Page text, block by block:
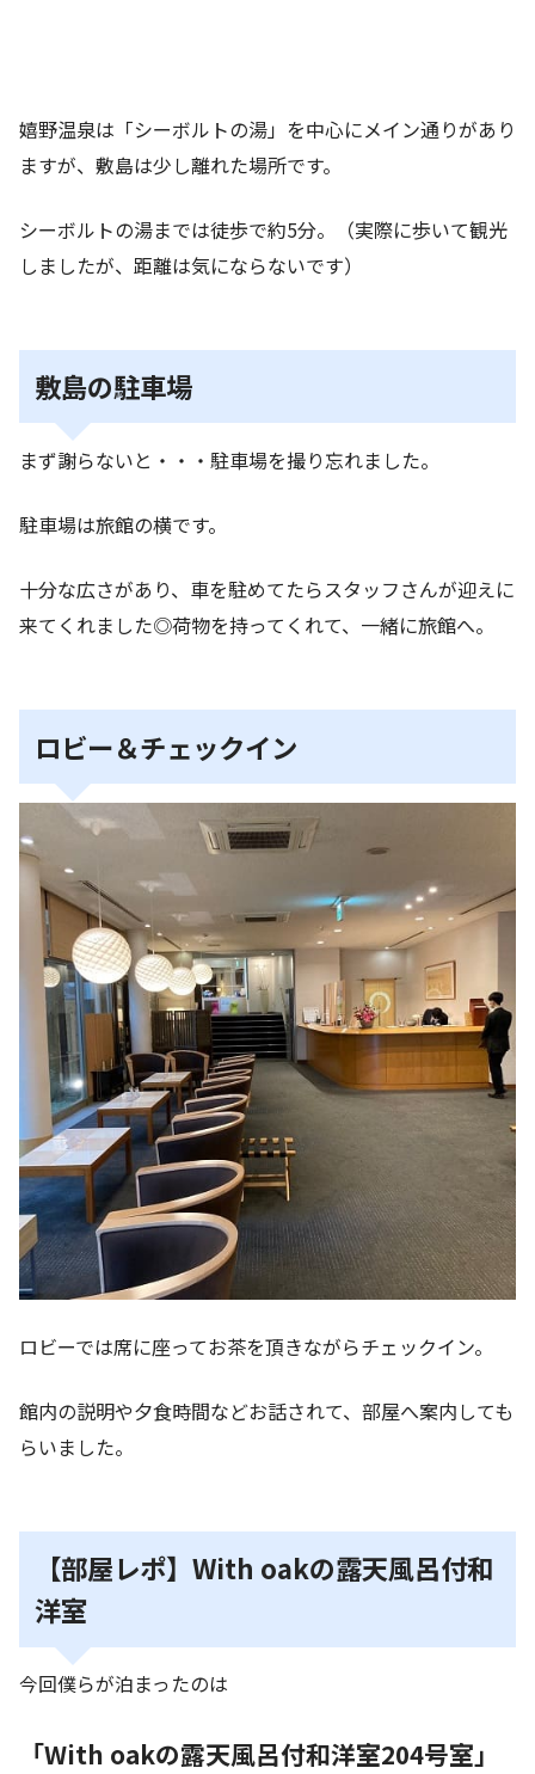
嬉野温泉は「シーボルトの湯」を中心にメイン通りがあり
ますが、敷島は少し離れた場所です。
シーボルトの湯までは徒歩で約5分。（実際に歩いて観光
しましたが、距離は気にならないです）
敷島の駐車場
まず謝らないと・・・駐車場を撮り忘れました。
駐車場は旅館の横です。
十分な広さがあり、車を駐めてたらスタッフさんが迎えに
来てくれました◎荷物を持ってくれて、一緒に旅館へ。
ロビー＆チェックイン
ロビーでは席に座ってお茶を頂きながらチェックイン。
館内の説明や夕食時間などお話されて、部屋へ案内しても
らいました。
【部屋レポ】With oakの露天風呂付和
洋室
今回僕らが泊まったのは
「With oakの露天風呂付和洋室204号室」